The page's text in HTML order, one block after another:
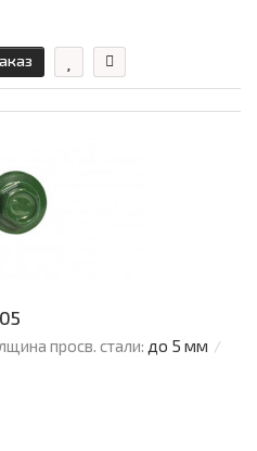
просв. стали: до 5 мм